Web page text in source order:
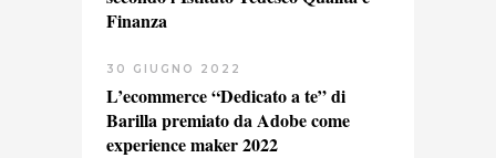
Finanza
30 GIUGNO 2022
L’ecommerce “Dedicato a te” di
Barilla premiato da Adobe come
experience maker 2022